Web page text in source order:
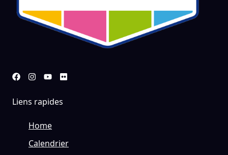
Liens rapides
Home
Calendrier